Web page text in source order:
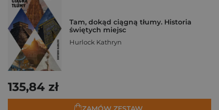
Tam, dokąd ciągną tłumy. Historia
świętych miejsc
Hurlock Kathryn
135,84 zł